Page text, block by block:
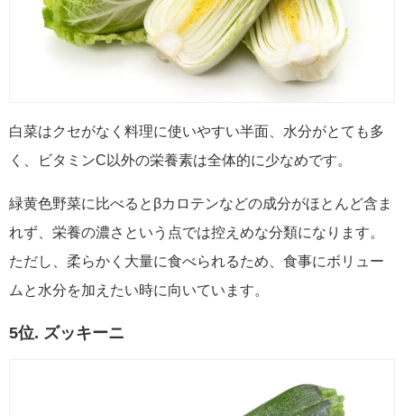
白菜はクセがなく料理に使いやすい半面、水分がとても多
く、ビタミンC以外の栄養素は全体的に少なめです。
緑黄色野菜に比べるとβカロテンなどの成分がほとんど含ま
れず、栄養の濃さという点では控えめな分類になります。
ただし、柔らかく大量に食べられるため、食事にボリュー
ムと水分を加えたい時に向いています。
5位. ズッキーニ